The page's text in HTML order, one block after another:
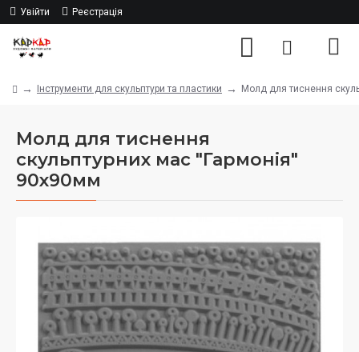
Увійти Реєстрація
Інструменти для скульптури та пластики Молд для тиснення
Молд для тиснення
скульптурних мас "Гармонія"
90х90мм